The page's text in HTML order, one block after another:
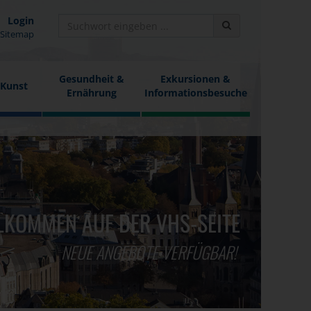
Login
Sitemap
Gesundheit &
Ernährung
Exkursionen &
Informationsbesuche
AUF DER VHS-SEITE
NEUE ANGEBOTE VERFÜGBAR!